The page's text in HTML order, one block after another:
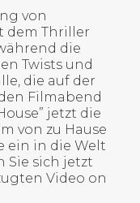
von
dem Thriller
die
Twists und
die auf der
Filmabend
jetzt die
von zu Hause
ein in die Welt
Sie sich jetzt
Video on